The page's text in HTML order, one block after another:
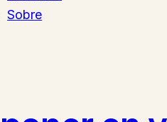
Sobre